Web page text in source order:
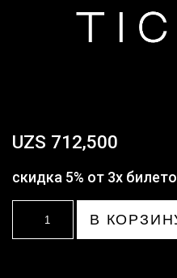
UZS 712,500
скидка 5% от 3х
товара
Групповой
В